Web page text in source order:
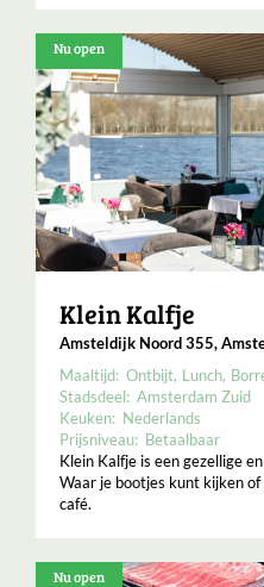
Nu open
Klein Kalfje
Amsteldijk Noord 355,
Maaltijd: Ontbijt Lunch
Stadsdeel: Amsterdam Zuid
Keuken: Nederlands
Prijsniveau: Betaalbaar
Klein Kalfje is een gezellige
Waar je bootjes kunt kijken
café.
Nu open